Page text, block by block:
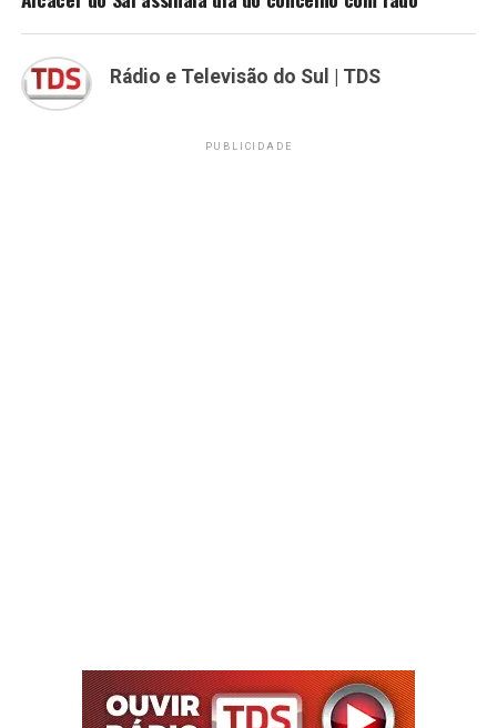
Rádio e Televisão do Sul | TDS
PUBLICIDADE